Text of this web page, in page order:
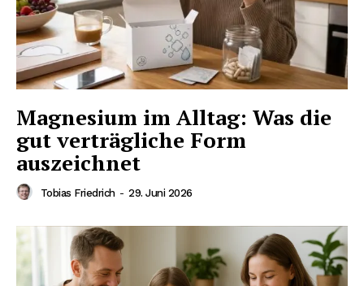
Erhalte unseren
kostenlosen Newsletter
Magnesium im Alltag: Was die
gut verträgliche Form
auszeichnet
Tobias Friedrich - 29. Juni 2026